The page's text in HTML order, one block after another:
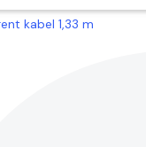
kabel 1,33 m